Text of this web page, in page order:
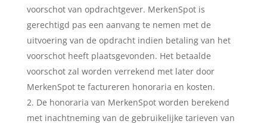
voorschot van opdrachtgever. MerkenSpot is
gerechtigd pas een aanvang te nemen met de
uitvoering van de opdracht indien betaling van het
voorschot heeft plaatsgevonden. Het betaalde
voorschot zal worden verrekend met later door
MerkenSpot te factureren honoraria en kosten.
De honoraria van MerkenSpot worden berekend
met inachtneming van de gebruikelijke tarieven van